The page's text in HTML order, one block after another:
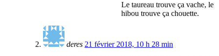
Le taureau trouve ça vache, le
hibou trouve ça chouette.
deres 21 février 2018, 10 h 28 min